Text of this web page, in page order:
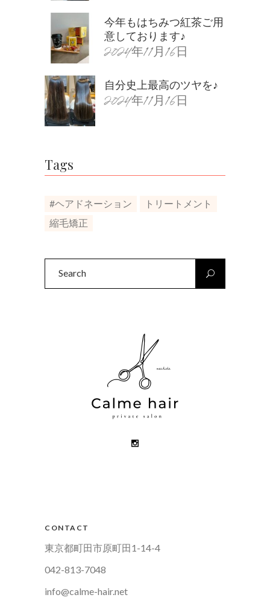
今年もはちみつ紅茶ご用
意しております♪
2024年11月16日
自分史上最高のツヤを♪
2024年11月16日
Tags
#ヘアドネーション
トリートメント
縮毛矯正
CONTACT
東京都町田市原町田1-14-4
042-813-7048
info@calme-hair.net